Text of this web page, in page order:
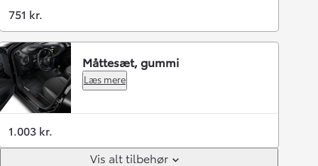
751 kr.
Måttesæt, gummi
Læs mere
1.003 kr.
Vis alt tilbehør